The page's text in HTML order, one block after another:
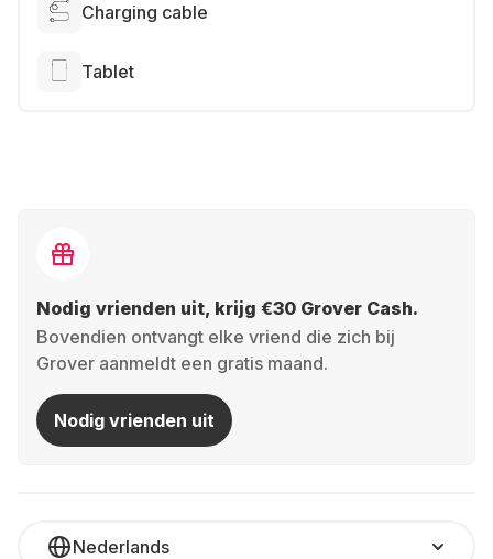
Charging cable
Tablet
Nodig vrienden uit, krijg €30 Grover Cash.
Bovendien ontvangt elke vriend die zich bij
Grover aanmeldt een gratis maand.
Nodig vrienden uit
Nederlands